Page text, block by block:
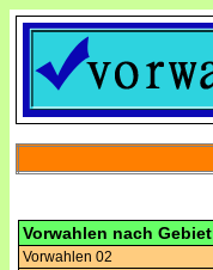
Vorwahlen nach Gebiet
Vorwahlen 02